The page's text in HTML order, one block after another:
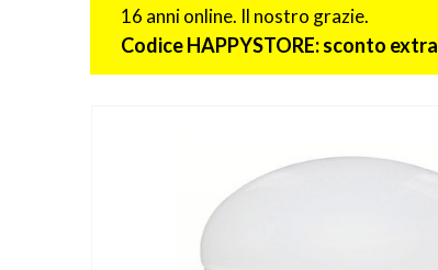
16 anni online. Il nostro grazie.
Codice HAPPYSTORE: sconto extra